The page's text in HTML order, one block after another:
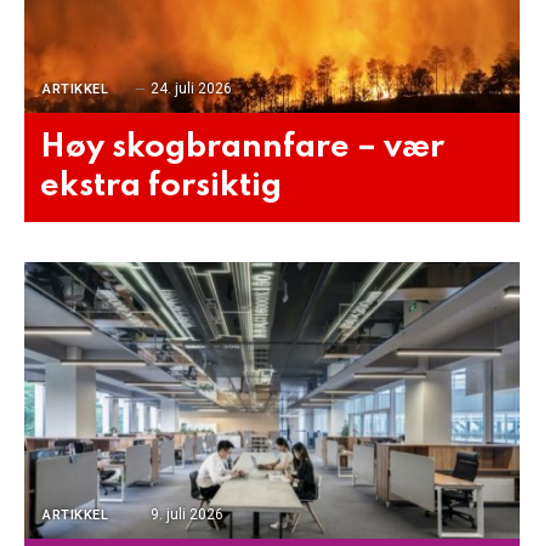
ARTIKKEL 24. juli 2026
Høy skogbrannfare – vær
ekstra forsiktig
ARTIKKEL 9. juli 2026